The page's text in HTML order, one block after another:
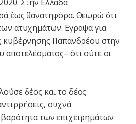
Στην Ελλάδα
έως θανατηφόρα. Θεωρώ ότι
ατυχημάτων. Εγραψα για
κυβέρνησης Παπανδρέου στην
αποτελέσματος– ότι ούτε οι
δέος και το δέος
συχνά
των επιχειρημάτων